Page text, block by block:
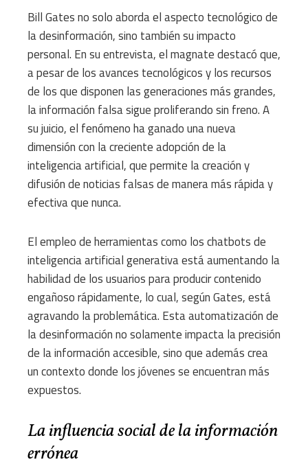
Bill Gates no solo aborda el aspecto tecnológico de
la desinformación, sino también su impacto
personal. En su entrevista, el magnate destacó que,
a pesar de los avances tecnológicos y los recursos
de los que disponen las generaciones más grandes,
la información falsa sigue proliferando sin freno. A
su juicio, el fenómeno ha ganado una nueva
dimensión con la creciente adopción de la
inteligencia artificial, que permite la creación y
difusión de noticias falsas de manera más rápida y
efectiva que nunca.
El empleo de herramientas como los chatbots de
inteligencia artificial generativa está aumentando la
habilidad de los usuarios para producir contenido
engañoso rápidamente, lo cual, según Gates, está
agravando la problemática. Esta automatización de
la desinformación no solamente impacta la precisión
de la información accesible, sino que además crea
un contexto donde los jóvenes se encuentran más
expuestos.
La influencia social de la información
errónea